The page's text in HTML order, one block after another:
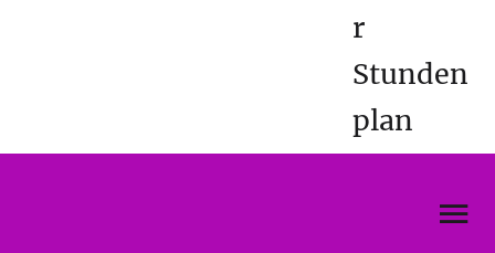
r
Stunden
plan